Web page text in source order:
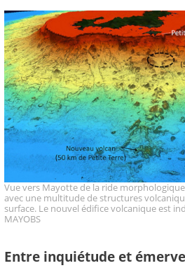
Vue vers Mayotte de la ride
avec une multitude de structures
surface. Le nouvel édifice volcanique est
MAYOBS
Entre inquiétude et